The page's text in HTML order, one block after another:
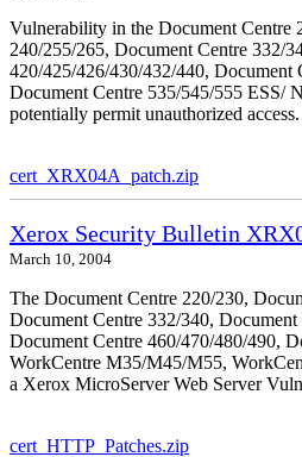
Vulnerability in the Document Centre
240/255/265, Document Centre 332/
420/425/426/430/432/440, Document
Document Centre 535/545/555 ESS/
potentially permit unauthorized access.
cert_XRX04A_patch.zip
Xerox Security Bulletin
March 10, 2004
The Document Centre 220/230,
Document Centre 332/340,
Document Centre 460/470/480/490,
WorkCentre M35/M45/M55,
a Xerox MicroServer Web Server
cert_HTTP_Patches.zip